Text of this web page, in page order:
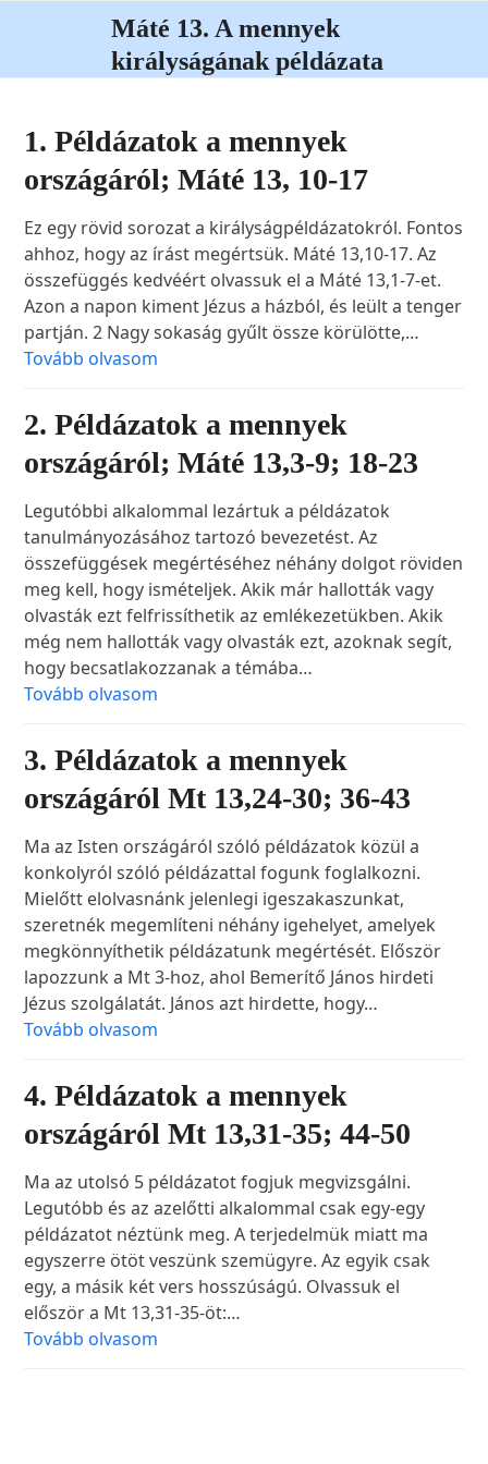
menu
menu
Máté 13. A mennyek
királyságának példázata
1. Példázatok a mennyek
országáról; Máté 13, 10-17
Ez egy rövid sorozat a királyságpéldázatokról. Fontos
ahhoz, hogy az írást megértsük. Máté 13,10-17. Az
összefüggés kedvéért olvassuk el a Máté 13,1-7-et.
Azon a napon kiment Jézus a házból, és leült a tenger
partján. 2 Nagy sokaság gyűlt össze körülötte,…
Tovább olvasom
2. Példázatok a mennyek
országáról; Máté 13,3-9; 18-23
Legutóbbi alkalommal lezártuk a példázatok
tanulmányozásához tartozó bevezetést. Az
összefüggések megértéséhez néhány dolgot röviden
meg kell, hogy ismételjek. Akik már hallották vagy
olvasták ezt felfrissíthetik az emlékezetükben. Akik
még nem hallották vagy olvasták ezt, azoknak segít,
hogy becsatlakozzanak a témába…
Tovább olvasom
3. Példázatok a mennyek
országáról Mt 13,24-30; 36-43
Ma az Isten országáról szóló példázatok közül a
konkolyról szóló példázattal fogunk foglalkozni.
Mielőtt elolvasnánk jelenlegi igeszakaszunkat,
szeretnék megemlíteni néhány igehelyet, amelyek
megkönnyíthetik példázatunk megértését. Először
lapozzunk a Mt 3-hoz, ahol Bemerítő János hirdeti
Jézus szolgálatát. János azt hirdette, hogy…
Tovább olvasom
4. Példázatok a mennyek
országáról Mt 13,31-35; 44-50
Ma az utolsó 5 példázatot fogjuk megvizsgálni.
Legutóbb és az azelőtti alkalommal csak egy-egy
példázatot néztünk meg. A terjedelmük miatt ma
egyszerre ötöt veszünk szemügyre. Az egyik csak
egy, a másik két vers hosszúságú. Olvassuk el
először a Mt 13,31-35-öt:…
Tovább olvasom